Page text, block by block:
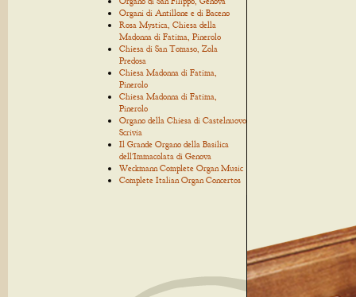
Organi di Antillone e di Baceno
Rosa Mystica, Chiesa della
Madonna di Fatima, Pinerolo
Chiesa di San Tomaso, Zola
Predosa
Chiesa Madonna di Fatima,
Pinerolo
Chiesa Madonna di Fatima,
Pinerolo
Organo della Chiesa di Castelnuovo
Scrivia
Il Grande Organo della Basilica
dell'Immacolata di Genova
Weckmann Complete Organ Music
Complete Italian Organ Concertos